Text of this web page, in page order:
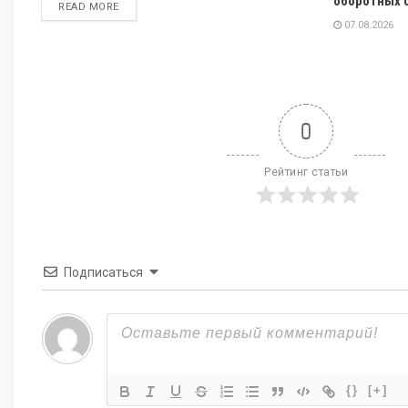
READ MOREDETAILS
07.08.2026
0
Рейтинг статьи
Подписаться
{} [+]